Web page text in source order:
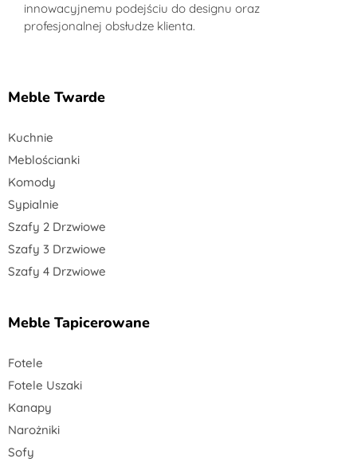
innowacyjnemu podejściu do designu oraz
profesjonalnej obsłudze klienta.
Meble Twarde
Kuchnie
Meblościanki
Komody
Sypialnie
Szafy 2 Drzwiowe
Szafy 3 Drzwiowe
Szafy 4 Drzwiowe
Meble Tapicerowane
Fotele
Fotele Uszaki
Kanapy
Narożniki
Sofy